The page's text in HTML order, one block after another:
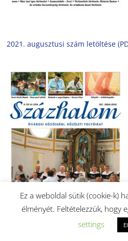
2021. augusztusi szám letöltése
Ez a weboldal sütik (cookie-k)
élményét. Feltételezzük, hogy
settings